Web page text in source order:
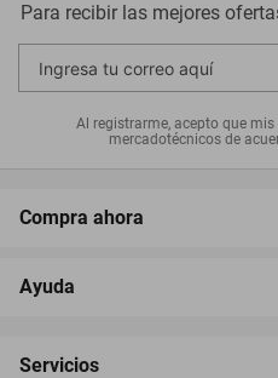
Para recibir las mejores
Al registrarme, acepto que
mercadotécnicos de
Compra ahora
Ayuda
Servicios